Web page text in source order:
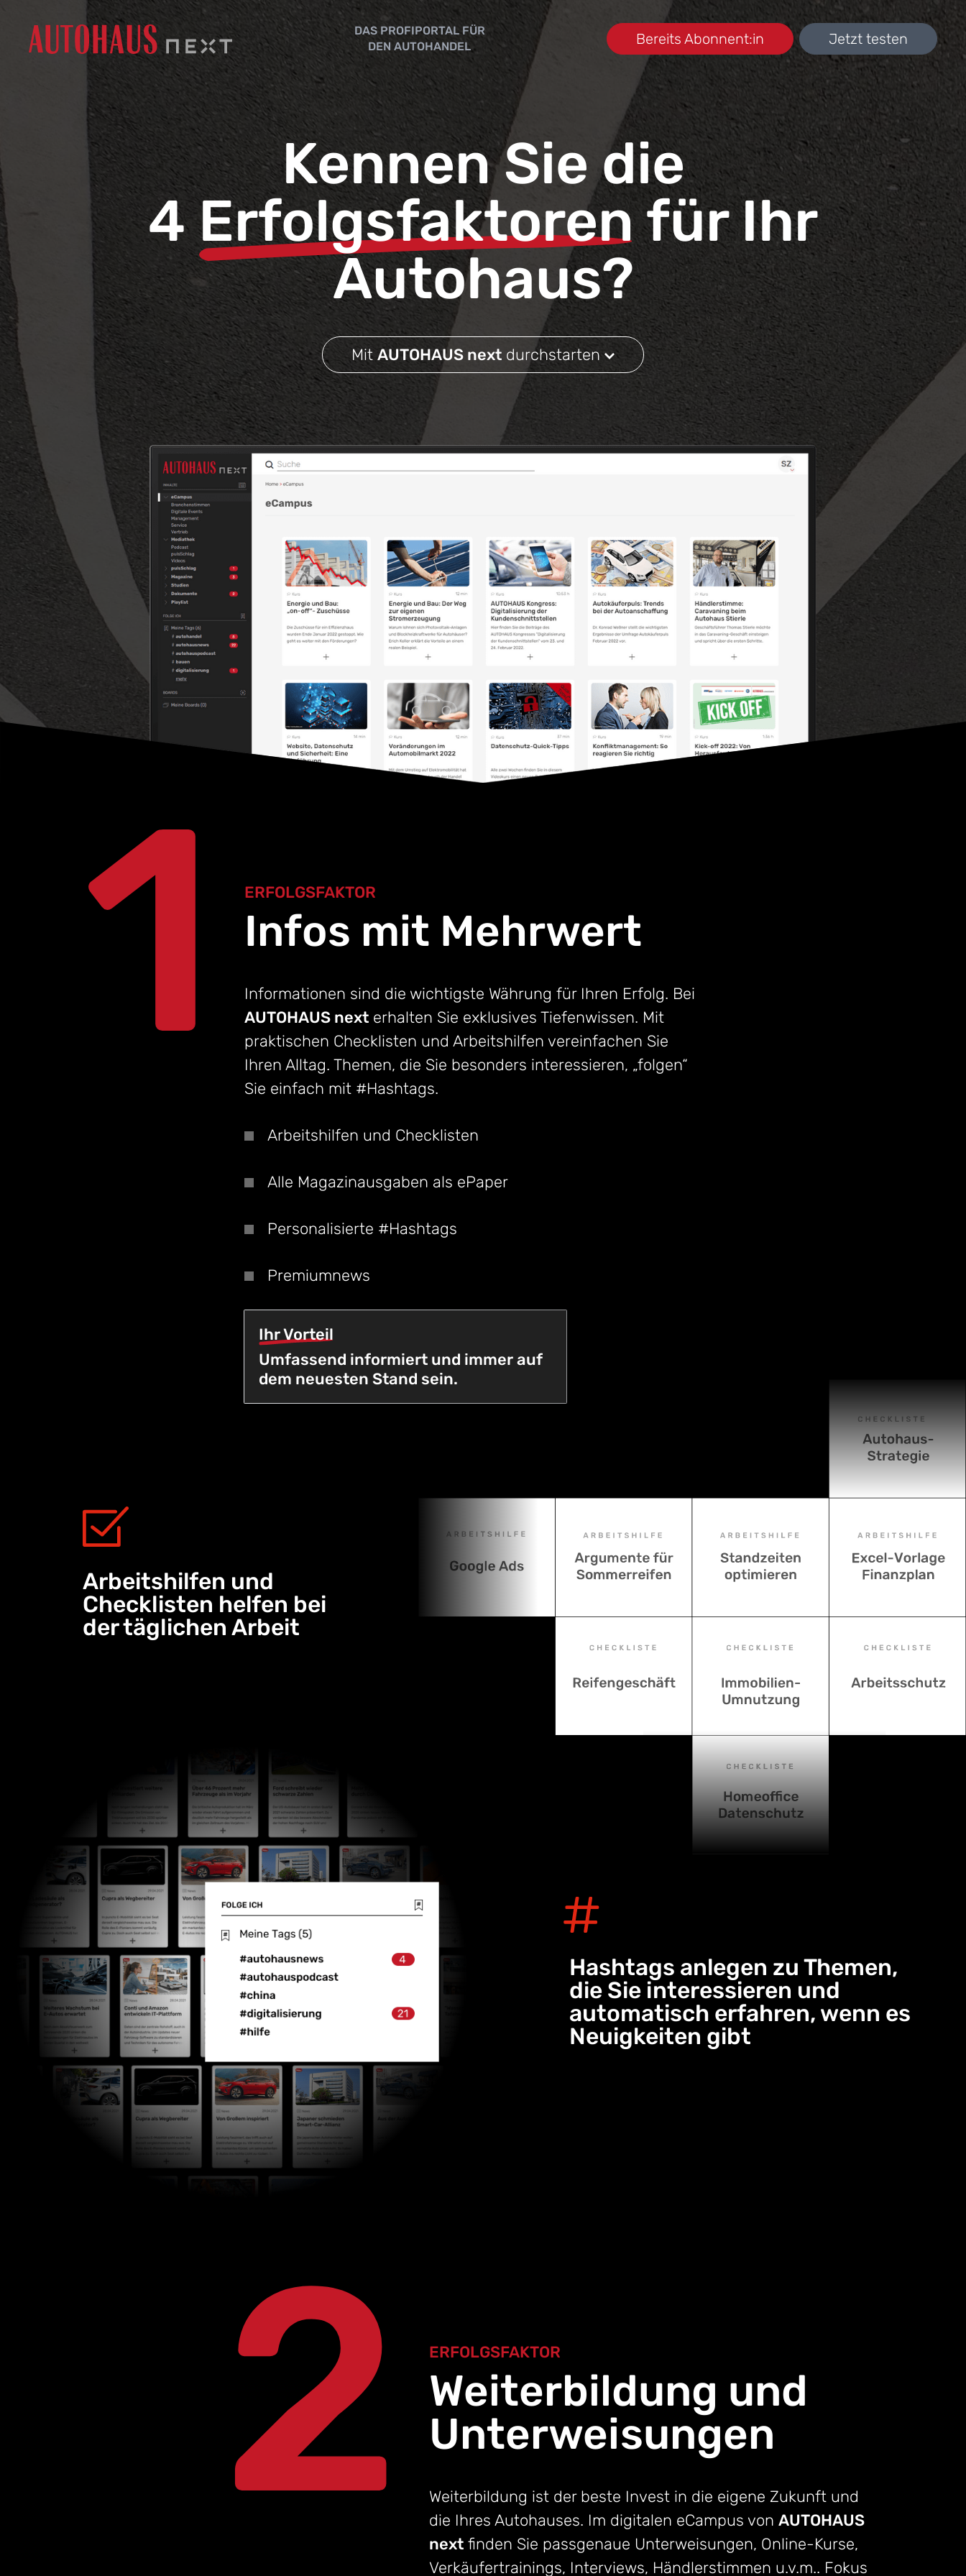
DAS PROFIPORTAL FÜR
DEN AUTOHANDEL
Bereits Abonnent:in Jetzt testen
Kennen Sie die
4Erfolgsfaktorenfür Ihr
Autohaus?
Mit AUTOHAUS next durchstarten
1 ERFOLGSFAKTOR
Infos mit Mehrwert
Informationen sind die wichtigste Währung für Ihren Erfolg. Bei
AUTOHAUS next erhalten Sie exklusives Tiefenwissen. Mit
praktischen Checklisten und Arbeitshilfen vereinfachen Sie
Ihren Alltag. Themen, die Sie besonders interessieren, „folgen“
Sie einfach mit #Hashtags.
Arbeitshilfen und Checklisten
Alle Magazinausgaben als ePaper
Personalisierte #Hashtags
Premiumnews
Ihr Vorteil
Umfassend informiert und immer auf
dem neuesten Stand sein.
Arbeitshilfen und
Checklisten helfen bei
der täglichen Arbeit
Hashtags anlegen zu Themen,
die Sie interessieren und
automatisch erfahren, wenn es
Neuigkeiten gibt
2 ERFOLGSFAKTOR
Weiterbildung und
Unterweisungen
Weiterbildung ist der beste Invest in die eigene Zukunft und
die Ihres Autohauses. Im digitalen eCampus von AUTOHAUS
next finden Sie passgenaue Unterweisungen, Online-Kurse,
Verkäufertrainings, Interviews, Händlerstimmen u.v.m.. Fokus